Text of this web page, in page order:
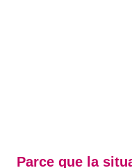
Parce que la